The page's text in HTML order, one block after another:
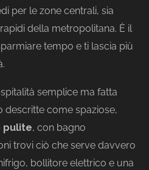
per le zone centrali, sia
della metropolitana. È il
tempo e ti lascia più
semplice ma fatta
descritte come spaziose,
pulite, con bagno
trovi ciò che serve davvero
bollitore elettrico e una